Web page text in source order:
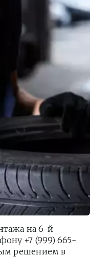
на 6-й
+7 (999) 665-
решением в